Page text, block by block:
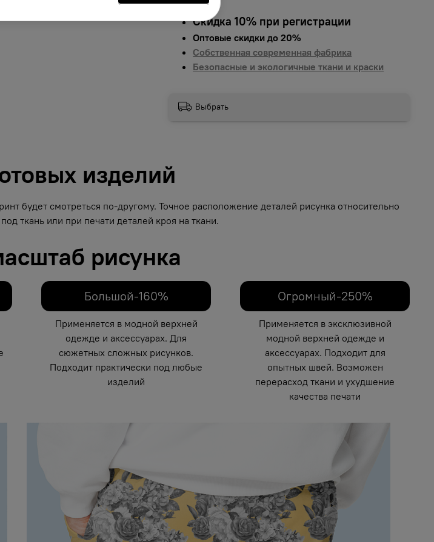
Скидка 10% при регистрации
Оптовые скидки до 20%
Собственная современная фабрика
Безопасные и экологичные ткани и краски
Выбрать
изделий
будет смотреться по-другому. Точное расположение деталей рисунка относительно
ткань или при печати деталей кроя на ткани.
рисунка
Большой-160%
Применяется в модной верхней
одежде и аксессуарах. Для
сюжетных сложных рисунков.
Подходит практически под любые
изделий
Огромный-250%
Применяется в эксклюзивной
модной верхней одежде и
аксессуарах. Подходит для
опытных швей. Возможен
перерасход ткани и ухудшение
качества печати